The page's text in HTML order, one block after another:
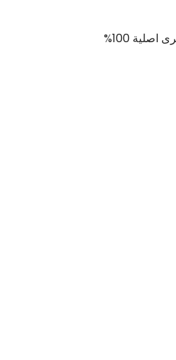
اتصل على رقم خدمة مركز توكيل صيانة ألبا مصر واحصل على خدمة صيانة اجهزة كهربائية بأقل سعر ممكن، فضلاً عن استبدال القطع التالفة بقطع أخرى اصلية 100%